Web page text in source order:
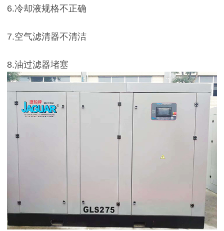
6.冷却液规格不正确
7.空气滤清器不清洁
8.油过滤器堵塞